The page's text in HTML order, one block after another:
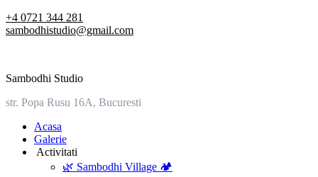
Skip
to
+4 0721 344 281
sambodhistudio@gmail.com
Sambodhi Studio
str. Popa Rusu 16A, Bucuresti
‎Acasa
Galerie
‎ ‎Activitati‎
🌿 Sambodhi Village 🏕️